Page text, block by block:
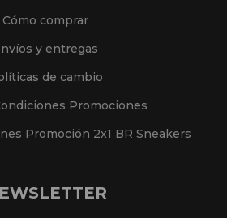
Cómo comprar
y entregas
de cambio
Promociones
Promoción 2x1 BR Sneakers